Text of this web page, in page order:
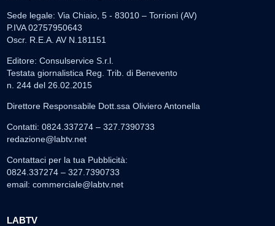
Sede legale: Via Chiaio, 5 - 83010 – Torrioni (AV)
P.IVA 02757950643
Oscr. R.E.A. AV N.181151
Editore: Consulservice S.r.l.
Testata giornalistica Reg. Trib. di Benevento
n. 244 del 26.02.2015
Direttore Responsabile Dott.ssa Oliviero Antonella
Contatti: 0824.337274 – 327.7390733
redazione@labtv.net
Contattaci per la tua Pubblicità:
0824.337274 – 327.7390733
email: commerciale@labtv.net
LABTV